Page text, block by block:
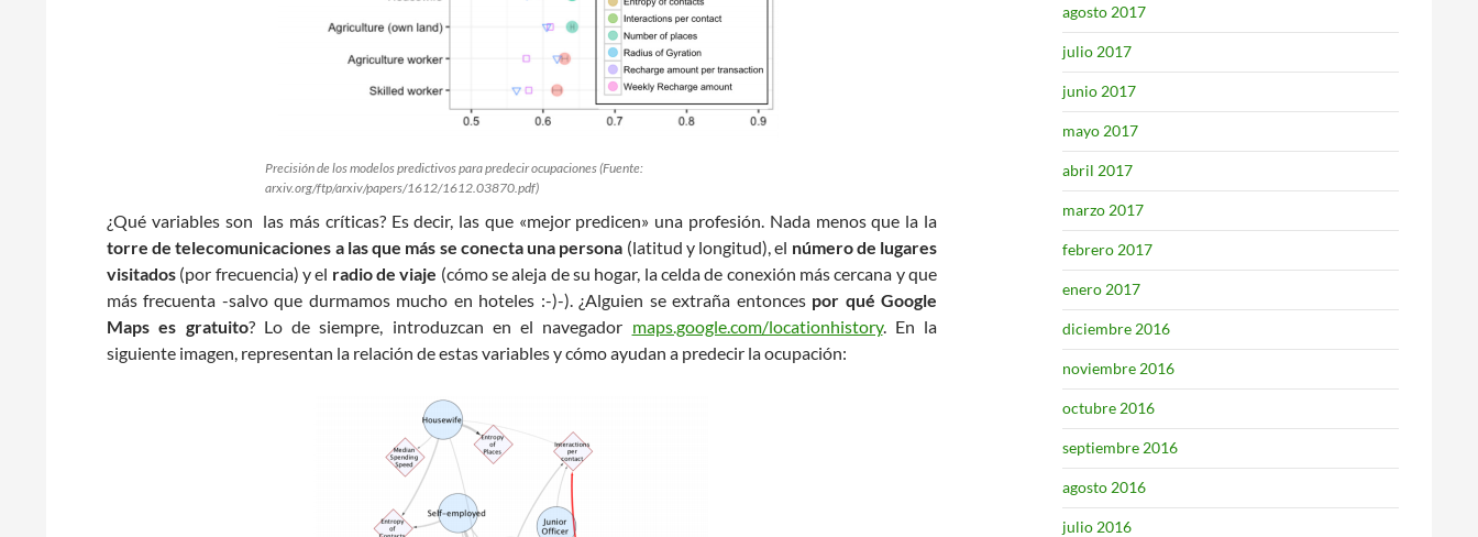
Precisión de los modelos predictivos para predecir ocupaciones (Fuente:
arxiv.org/ftp/arxiv/papers/1612/1612.03870.pdf)
¿Qué variables son las más críticas? Es decir, las que «mejor predicen» una profesión. Nada menos que la la
torre de telecomunicaciones a las que más se conecta una persona (latitud y longitud), el número de lugares
visitados (por frecuencia) y el radio de viaje (cómo se aleja de su hogar, la celda de conexión más cercana y que
más frecuenta -salvo que durmamos mucho en hoteles :-)-). ¿Alguien se extraña entonces por qué Google
Maps es gratuito? Lo de siempre, introduzcan en el navegador maps.google.com/locationhistory. En la
siguiente imagen, representan la relación de estas variables y cómo ayudan a predecir la ocupación:
agosto 2017
julio 2017
junio 2017
mayo 2017
abril 2017
marzo 2017
febrero 2017
enero 2017
diciembre 2016
noviembre 2016
octubre 2016
septiembre 2016
agosto 2016
julio 2016